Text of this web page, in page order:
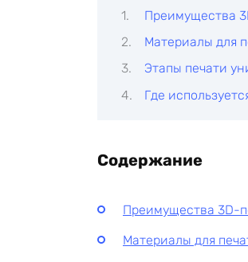
Преимущества
Материалы для
Этапы печати
Где
Содержание
Преимущества 3D-
Материалы для